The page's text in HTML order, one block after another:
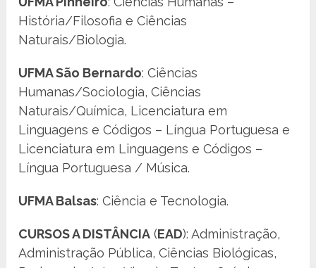
História/Filosofia e Ciências
Naturais/Biologia.
UFMA São Bernardo: Ciências
Humanas/Sociologia, Ciências
Naturais/Química, Licenciatura em
Linguagens e Códigos – Língua Portuguesa e
Licenciatura em Linguagens e Códigos –
Língua Portuguesa / Música.
UFMA Balsas: Ciência e Tecnologia.
CURSOS A DISTÂNCIA (EAD): Administração,
Administração Pública, Ciências Biológicas,